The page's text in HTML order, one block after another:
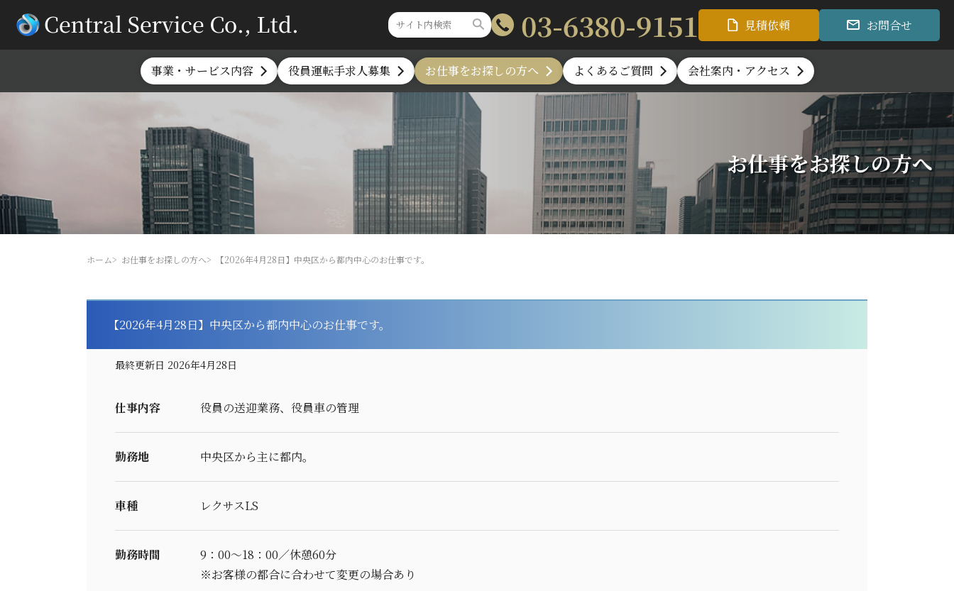
03-6380-9151 見積依頼 お問合せ
事業・サービス内容 役員運転手求人募集 お仕事をお探しの方へ よくあるご質問 会社案内・アクセス
お仕事をお探しの方へ
ホーム お仕事をお探しの方へ 【2026年4月28日】中央区から都内中心のお仕事です。
【2026年4月28日】中央区から都内中心のお仕事です。
最終更新日 2026年4月28日
仕事内容 役員の送迎業務、役員車の管理
勤務地 中央区から主に都内。
車種 レクサスLS
勤務時間
9：00～18：00／休憩60分
※お客様の都合に合わせて変更の場合あり